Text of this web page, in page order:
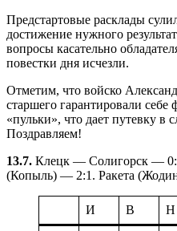
Предстартовые расклады
достижение нужного
вопросы касательно
повестки дня исчезли.
Отметим, что войско
старшего гарантировали
«пульки», что дает путевку в
Поздравляем!
13.7. Клецк — Солигорск —
(Копыль) — 2:1. Ракета
И В Н